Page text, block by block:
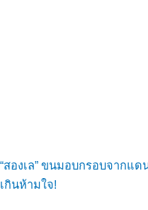
“สองเล” ขนมอบกรอบจากแ
เกินห้ามใจ!